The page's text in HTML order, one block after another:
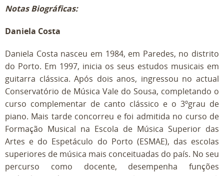
Notas Biográficas:
Daniela Costa
Daniela Costa nasceu em 1984, em Paredes, no distrito
do Porto. Em 1997, inicia os seus estudos musicais em
guitarra clássica. Após dois anos, ingressou no actual
Conservatório de Música Vale do Sousa, completando o
curso complementar de canto clássico e o 3ºgrau de
piano. Mais tarde concorreu e foi admitida no curso de
Formação Musical na Escola de Música Superior das
Artes e do Espetáculo do Porto (ESMAE), das escolas
superiores de música mais conceituadas do país. No seu
percurso como docente, desempenha funções